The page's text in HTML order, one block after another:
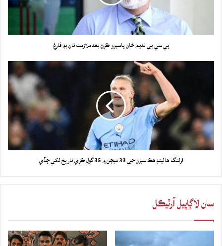
پي سي بي نديم خان پاسيرو ڪرڻ بعد ملازمت تان بھ فارغ
ارلنگ هالينڊ هڪ سيزن جي 33 ميچن ۾ 35 گول ڪري تاريخ لکي ڇڏي
سان لاڳاپيل آرٽيڪل